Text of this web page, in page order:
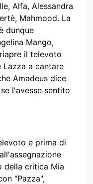
Alfa, Alessandra
Mahmood. La
dunque
Mango,
il televoto
Lazza a cantare
Amadeus dice
l'avesse sentito
e prima di
della critica Mia
"Pazza",